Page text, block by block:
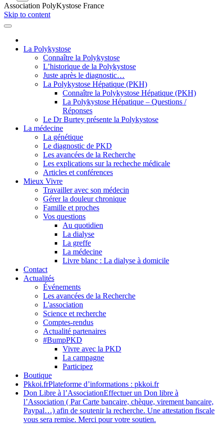
Association PolyKystose France
Skip to content
La Polykystose
Connaître la Polykystose
L’historique de la Polykystose
Juste après le diagnostic…
La Polykystose Hépatique (PKH)
Connaître la Polykystose Hépatique (PKH)
La Polykystose Hépatique – Questions /
Réponses
Le Dr Burtey présente la Polykystose
La médecine
La génétique
Le diagnostic de PKD
Les avancées de la Recherche
Les explications sur la recheche médicale
Articles et conférences
Mieux Vivre
Travailler avec son médecin
Gérer la douleur chronique
Famille et proches
Vos questions
Au quotidien
La dialyse
La greffe
La médecine
Livre blanc : La dialyse à domicile
Contact
Actualités
Événements
Les avancées de la Recherche
L'association
Science et recherche
Comptes-rendus
Actualité partenaires
#BumpPKD
Vivre avec la PKD
La campagne
Participez
Boutique
Pkkoi.frPlateforme d’informations : pkkoi.fr
Don Libre à l’AssociationEffectuer un Don libre à
l’Association ( Par Carte bancaire, chèque, virement bancaire,
Paypal…) afin de soutenir la recherche. Une attestation fiscale
vous sera remise. Merci pour votre soutien.